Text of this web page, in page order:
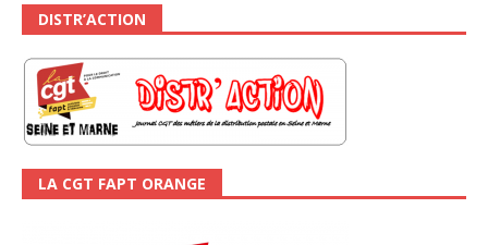
DISTR’ACTION
LA CGT FAPT ORANGE